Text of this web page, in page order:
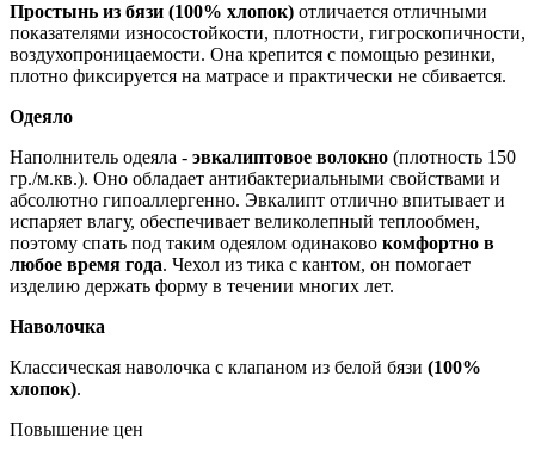
Простынь из бязи (100% хлопок) отличается отличными
показателями износостойкости, плотности, гигроскопичности,
воздухопроницаемости. Она крепится с помощью резинки,
плотно фиксируется на матрасе и практически не сбивается.
Одеяло
Наполнитель одеяла - эвкалиптовое волокно (плотность 150
гр./м.кв.). Оно обладает антибактериальными свойствами и
абсолютно гипоаллергенно. Эвкалипт отлично впитывает и
испаряет влагу, обеспечивает великолепный теплообмен,
поэтому спать под таким одеялом одинаково комфортно в
любое время года. Чехол из тика с кантом, он помогает
изделию держать форму в течении многих лет.
Наволочка
Классическая наволочка с клапаном из белой бязи (100%
хлопок).
Повышение цен